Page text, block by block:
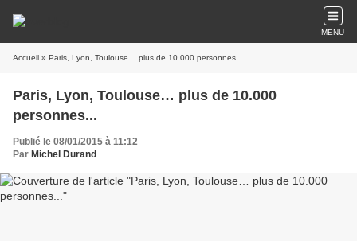
MENU
Accueil » Paris, Lyon, Toulouse… plus de 10.000 personnes...
Paris, Lyon, Toulouse… plus de 10.000
personnes...
Publié le 08/01/2015 à 11:12
Par Michel Durand